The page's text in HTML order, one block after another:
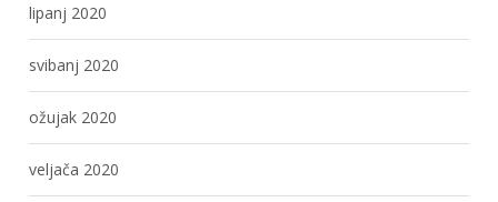
lipanj 2020
svibanj 2020
ožujak 2020
veljača 2020